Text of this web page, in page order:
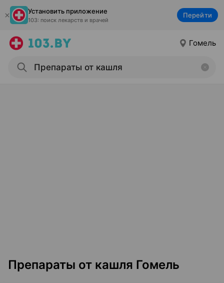
Установить приложение
103: поиск лекарств и врачей
Перейти
Гомель
Препараты от кашля Гомель